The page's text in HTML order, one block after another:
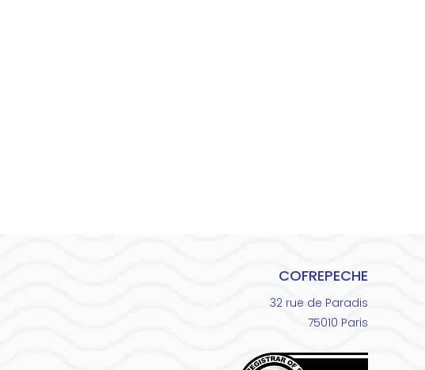
COFREPECHE
32 rue de Paradis
75010 Paris